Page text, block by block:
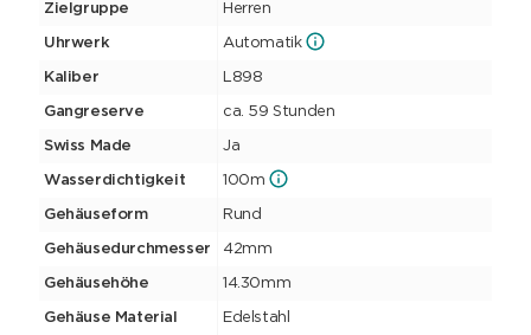
Zielgruppe Herren
Uhrwerk Automatik
Kaliber L898
Gangreserve ca. 59 Stunden
Swiss Made Ja
Wasserdichtigkeit 100m
Gehäuseform Rund
Gehäusedurchmesser 42mm
Gehäusehöhe 14.30mm
Gehäuse Material Edelstahl